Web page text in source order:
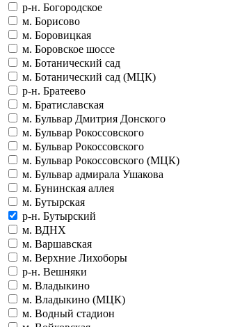
р-н. Богородское
м. Борисово
м. Боровицкая
м. Боровское шоссе
м. Ботанический сад
м. Ботанический сад (МЦК)
р-н. Братеево
м. Братиславская
м. Бульвар Дмитрия Донского
м. Бульвар Рокоссовского
м. Бульвар Рокоссовского
м. Бульвар Рокоссовского (МЦК)
м. Бульвар адмирала Ушакова
м. Бунинская аллея
м. Бутырская
р-н. Бутырский
м. ВДНХ
м. Варшавская
м. Верхние Лихоборы
р-н. Вешняки
м. Владыкино
м. Владыкино (МЦК)
м. Водный стадион